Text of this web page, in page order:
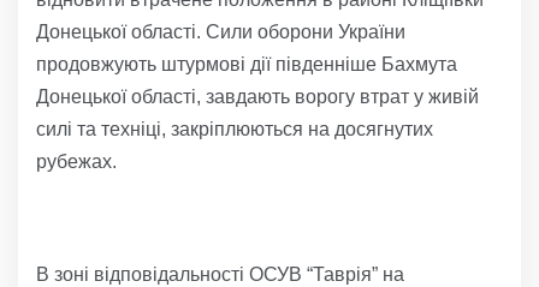
Донецької області. Сили оборони України
продовжують штурмові дії південніше Бахмута
Донецької області, завдають ворогу втрат у живій
силі та техніці, закріплюються на досягнутих
рубежах.
В зоні відповідальності ОСУВ “Таврія” на